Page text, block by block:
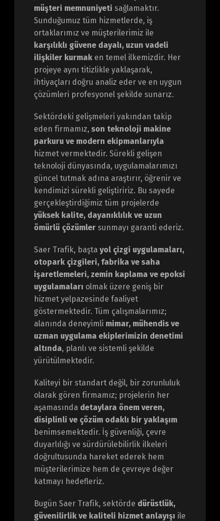
müşteri memnuniyeti sağlamaktır.
Sunduğumuz tüm hizmetlerde, iş
ortaklarımız ve müşterilerimiz ile
karşılıklı güvene dayalı, uzun vadeli
ilişkiler kurmaken temel ilkemizdir. Her
projeye aynı titizlikle yaklaşarak,
ihtiyaçları doğru analiz eder ve en uygun
çözümleri profesyonel şekilde sunarız.
Sektördeki gelişmeleri yakından takip
eden firmamız, son teknoloji makine
parkuru ve modern ekipmanlarıyla
hizmet vermektedir. Sürekli gelişen
teknoloji dünyasında, uygulamalarımızı
güncel tutmak adına araştırır, öğrenir ve
kendimizi sürekli geliştiririz. Bu sayede
gerçekleştirdiğimiz tüm projelerde
yüksek kalite, dayanıklılık ve uzun
ömürlü çözümlersunmayı garanti ederiz.
Saer Trafik, başta yol çizgi uygulamaları,
otopark çizgileri, fabrika ve saha
işaretlemeleri, zemin kaplama ve epoksi
uygulamaları olmak üzere geniş bir
hizmet yelpazesinde faaliyet
göstermektedir. Tüm çalışmalarımız;
alanında deneyimli mimar, mühendis ve
uzman uygulama ekiplerimizin denetimi
altında, planlı ve sistemli şekilde
yürütülmektedir.
Kaliteyi bir standart değil, bir zorunluluk
olarak gören firmamız; projelerin her
aşamasında detaylara önem veren,
disiplinli ve çözüm odaklı bir yaklaşım
benimsemektedir. İş güvenliği, çevre
duyarlılığı ve sürdürülebilirlik ilkeleri
doğrultusunda hareket ederek hem
müşterilerimize hem de çevreye değer
katmayı hedefleriz.
Bugün Saer Trafik, sektörde dürüstlük,
güvenilirlik ve kaliteli hizmet anlayışı ile